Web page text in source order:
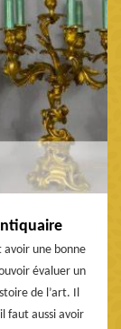
avoir une bonne
évaluer un
de l’art. Il
faut aussi avoir